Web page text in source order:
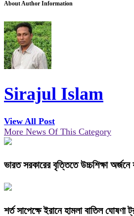
About Author Information
Sirajul Islam
View All Post
More News Of This Category
ভারত সরকারের বৃত্তিতে উচ্চশিক্ষা অর্জনে
শর্ত সাপেক্ষে ইরানে হামলা বাতিল ঘোষণা